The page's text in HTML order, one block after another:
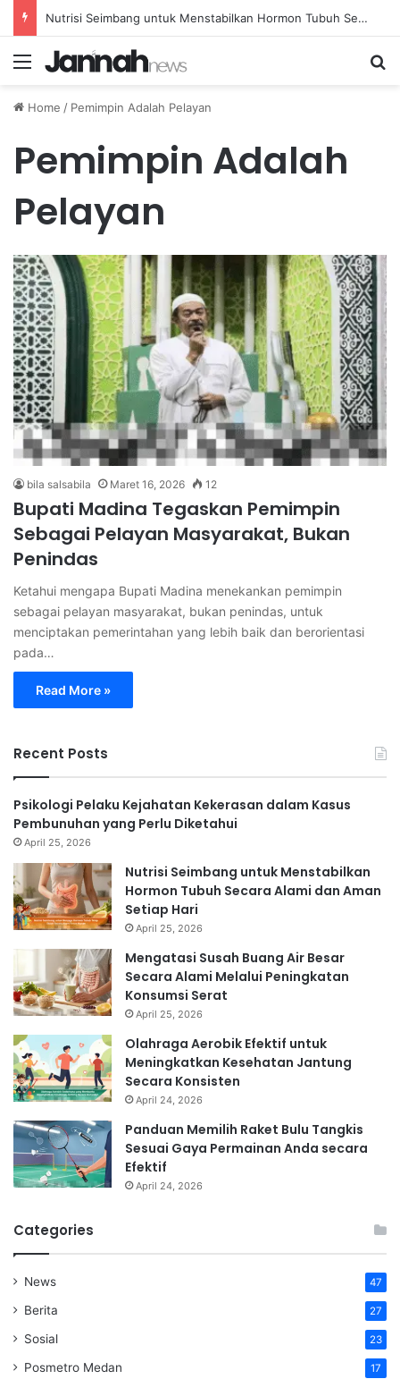
Nutrisi Seimbang untuk Menstabilkan Hormon Tubuh Secara Alami dan Aman Setiap Hari
Menu
Home / Pemimpin Adalah Pelayan
Pemimpin Adalah
Pelayan
bila salsabila Maret 16, 2026 12
Bupati Madina Tegaskan Pemimpin
Sebagai Pelayan Masyarakat, Bukan
Penindas
Ketahui mengapa Bupati Madina menekankan pemimpin
sebagai pelayan masyarakat, bukan penindas, untuk
menciptakan pemerintahan yang lebih baik dan berorientasi
pada…
Read More »
Recent Posts
Psikologi Pelaku Kejahatan Kekerasan dalam Kasus
Pembunuhan yang Perlu Diketahui
April 25, 2026
Nutrisi Seimbang untuk Menstabilkan
Hormon Tubuh Secara Alami dan Aman
Setiap Hari
April 25, 2026
Mengatasi Susah Buang Air Besar
Secara Alami Melalui Peningkatan
Konsumsi Serat
April 25, 2026
Olahraga Aerobik Efektif untuk
Meningkatkan Kesehatan Jantung
Secara Konsisten
April 24, 2026
Panduan Memilih Raket Bulu Tangkis
Sesuai Gaya Permainan Anda secara
Efektif
April 24, 2026
Categories
News 47
Berita 27
Sosial 23
Posmetro Medan 17